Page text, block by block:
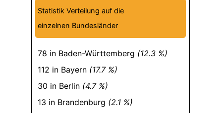
Statistik Verteilung auf die
einzelnen Bundesländer
78 in Baden-Württemberg (12.3 %)
112 in Bayern (17.7 %)
30 in Berlin (4.7 %)
13 in Brandenburg (2.1 %)